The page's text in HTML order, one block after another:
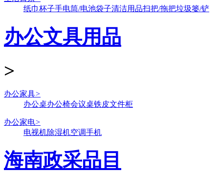
纸巾杯子手电筒/电池袋子清洁用品扫把/拖把垃圾篓/铲
办公文具用品
>
办公家具>
办公桌办公椅会议桌铁皮文件柜
办公家电>
电视机除湿机空调手机
海南政采品目